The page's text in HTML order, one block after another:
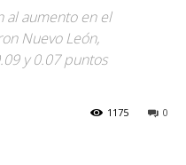
al aumento en el
Nuevo León,
y 0.07 puntos
0
1175